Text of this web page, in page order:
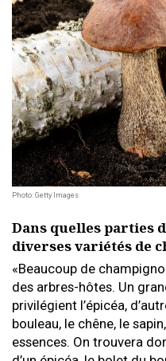
Photo: Getty Images
Dans quelles parties
diverses variétés de
«Beaucoup de
des arbres-hôtes. Un
privilégient l’épicéa,
bouleau, le chêne, le
essences. On trouvera